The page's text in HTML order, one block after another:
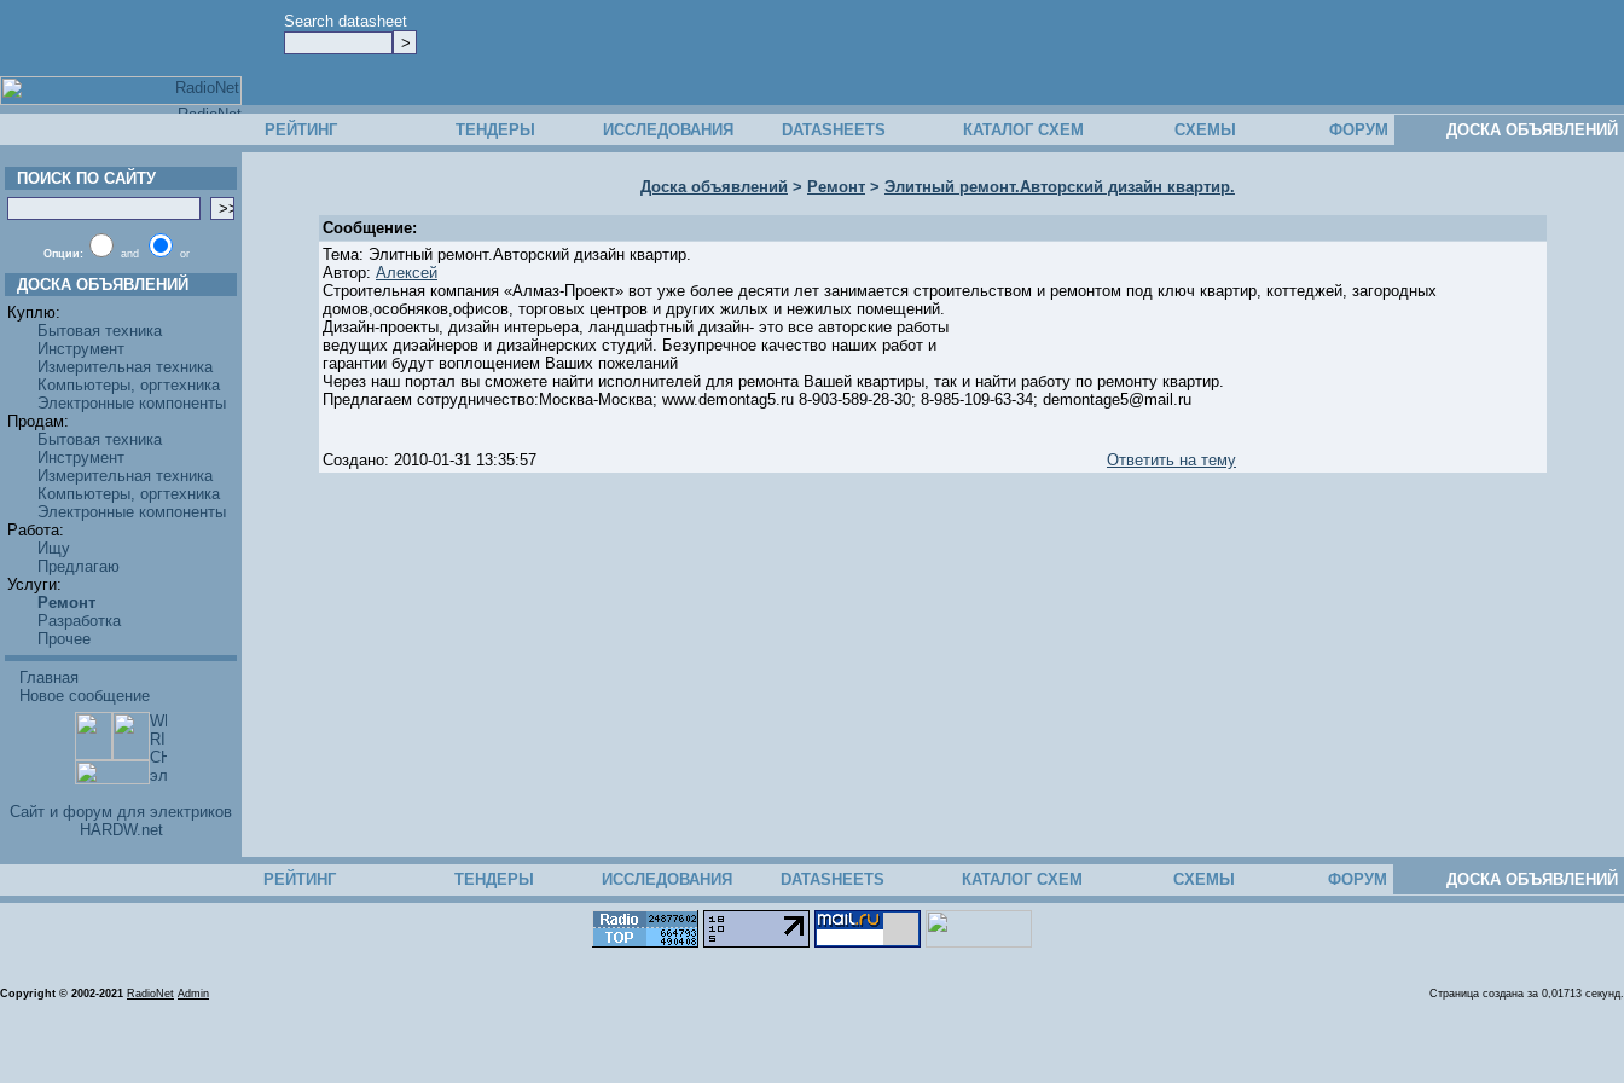
Search datasheet
РЕЙТИНГ ТЕНДЕРЫ ИССЛЕДОВАНИЯ DATASHEETS КАТАЛОГ СХЕМ СХЕМЫ ФОРУМ ДОСКА ОБЪЯВЛЕНИЙ
ПОИСК ПО САЙТУ
Опции: and or
ДОСКА ОБЪЯВЛЕНИЙ
Куплю:
Бытовая техника
Инструмент
Измерительная техника
Компьютеры, оргтехника
Электронные компоненты
Продам:
Бытовая техника
Инструмент
Измерительная техника
Компьютеры, оргтехника
Электронные компоненты
Работа:
Ищу
Предлагаю
Услуги:
Ремонт
Разработка
Прочее
Главная
Новое сообщение
Cайт и форум для электриков
HARDW.net
Доска объявлений > Ремонт > Элитный ремонт.Авторский дизайн квартир.
Сообщение:
Тема: Элитный ремонт.Авторский дизайн квартир.
Автор: Алексей
Строительная компания «Алмаз-Проект» вот уже более десяти лет занимается строительством и ремонтом под ключ квартир, коттеджей, загородных
домов,особняков,офисов, торговых центров и других жилых и нежилых помещений.
Дизайн-проекты, дизайн интерьера, ландшафтный дизайн- это все авторские работы
ведущих диэайнеров и дизайнерских студий. Безупречное качество наших работ и
гарантии будут воплощением Ваших пожеланий
Через наш портал вы сможете найти исполнителей для ремонта Вашей квартиры, так и найти работу по ремонту квартир.
Предлагаем сотрудничество:Москва-Москва; www.demontag5.ru 8-903-589-28-30; 8-985-109-63-34; demontage5@mail.ru
Создано: 2010-01-31 13:35:57 Ответить на тему
РЕЙТИНГ ТЕНДЕРЫ ИССЛЕДОВАНИЯ DATASHEETS КАТАЛОГ СХЕМ СХЕМЫ ФОРУМ ДОСКА ОБЪЯВЛЕНИЙ
Copyright © 2002-2021 RadioNet Admin Страница создана за 0,01713 секунд.